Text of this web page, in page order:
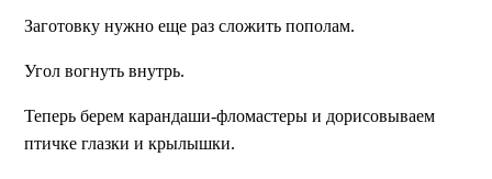
Заготовку нужно еще раз сложить пополам.
Угол вогнуть внутрь.
Теперь берем карандаши-фломастеры и дорисовываем
птичке глазки и крылышки.